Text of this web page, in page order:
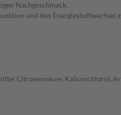
Nachgeschmack.
und den
Citronensäure, Kaliumchlorid,